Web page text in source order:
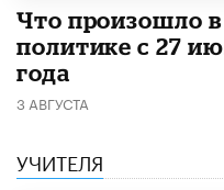
​Что произошло в
политике с 27
года
3 АВГУСТА
УЧИТЕЛЯ